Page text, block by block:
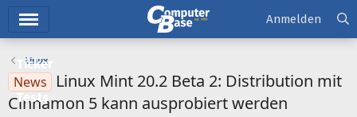
Ticker
Tests
Anmelden
Linux
News
Linux Mint 20.2 Beta 2: Distribution mit
Cinnamon 5 kann ausprobiert werden